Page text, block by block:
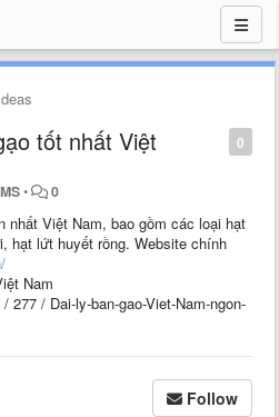
0
tốt nhất Việt
• 0
nhất Việt Nam, bao gồm các loại hạt
hạt lứt huyết rồng. Website chính
Nam
277 / Dai-ly-ban-gao-Viet-Nam-ngon-
Follow